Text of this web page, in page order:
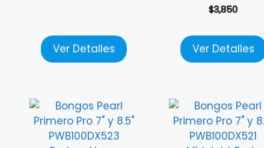
Ver Detalles
$3,850
Ver Detalles